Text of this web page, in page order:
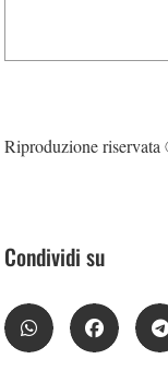
Riproduzione
Condividi su